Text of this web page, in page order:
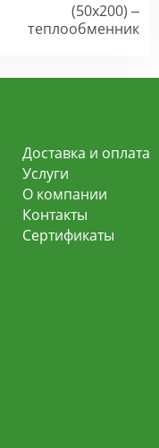
(50x200) –
теплообменник
Доставка и оплата
Услуги
О компании
Контакты
Сертификаты